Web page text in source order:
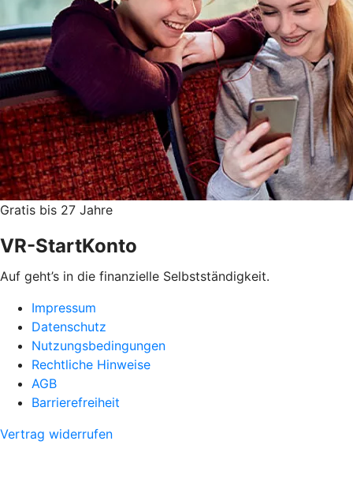
Gratis bis 27 Jahre
VR-StartKonto
Auf geht’s in die finanzielle Selbstständigkeit.
Impressum
Datenschutz
Nutzungsbedingungen
Rechtliche Hinweise
AGB
Barrierefreiheit
Vertrag widerrufen